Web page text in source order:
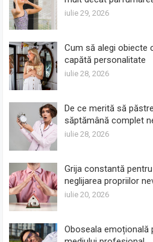
iulie 29, 2026
Cum să alegi obiecte
capătă personalitate
iulie 28, 2026
De ce merită să
săptămână complet
iulie 28, 2026
Grija constantă
neglijarea propriilor
iulie 20, 2026
Oboseala emoțională